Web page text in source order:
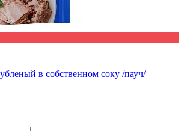
в собственном соку /пауч/